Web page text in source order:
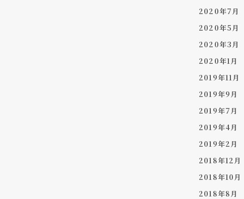
2020年7月
2020年5月
2020年3月
2020年1月
2019年11月
2019年9月
2019年7月
2019年4月
2019年2月
2018年12月
2018年10月
2018年8月